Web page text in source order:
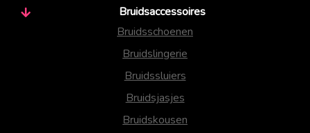
Bruidsaccessoires
Bruidsschoenen
Bruidslingerie
Bruidssluiers
Bruidsjasjes
Bruidskousen